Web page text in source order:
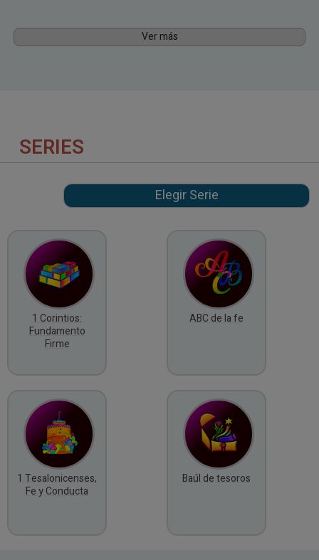
Ver más
SERIES
1 Corintios:
Fundamento
Firme
1 Tesalonicenses,
Fe y Conducta
ABC de la fe
Baúl de tesoros